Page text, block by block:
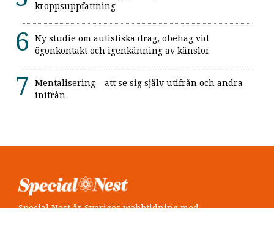
kroppsuppfattning
Ny studie om autistiska drag, obehag vid
ögonkontakt och igenkänning av känslor
Mentalisering – att se sig själv utifrån och andra
inifrån
Special Nest är Sveriges webbtidning med